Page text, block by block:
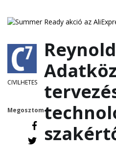
CIVILHETES
Megosztom